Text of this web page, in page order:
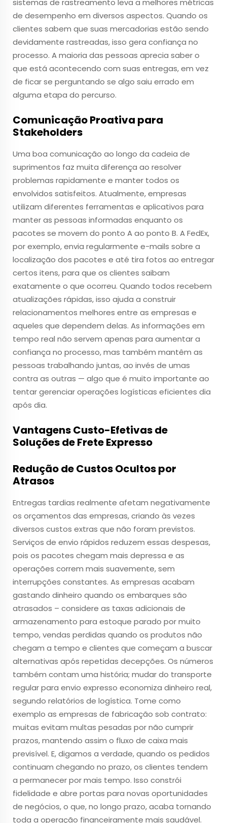
sistemas de rastreamento leva a melhores métricas
de desempenho em diversos aspectos. Quando os
clientes sabem que suas mercadorias estão sendo
devidamente rastreadas, isso gera confiança no
processo. A maioria das pessoas aprecia saber o
que está acontecendo com suas entregas, em vez
de ficar se perguntando se algo saiu errado em
alguma etapa do percurso.
Comunicação Proativa para
Stakeholders
Uma boa comunicação ao longo da cadeia de
suprimentos faz muita diferença ao resolver
problemas rapidamente e manter todos os
envolvidos satisfeitos. Atualmente, empresas
utilizam diferentes ferramentas e aplicativos para
manter as pessoas informadas enquanto os
pacotes se movem do ponto A ao ponto B. A FedEx,
por exemplo, envia regularmente e-mails sobre a
localização dos pacotes e até tira fotos ao entregar
certos itens, para que os clientes saibam
exatamente o que ocorreu. Quando todos recebem
atualizações rápidas, isso ajuda a construir
relacionamentos melhores entre as empresas e
aqueles que dependem delas. As informações em
tempo real não servem apenas para aumentar a
confiança no processo, mas também mantêm as
pessoas trabalhando juntas, ao invés de umas
contra as outras — algo que é muito importante ao
tentar gerenciar operações logísticas eficientes dia
após dia.
Vantagens Custo-Efetivas de
Soluções de Frete Expresso
Redução de Custos Ocultos por
Atrasos
Entregas tardias realmente afetam negativamente
os orçamentos das empresas, criando às vezes
diversos custos extras que não foram previstos.
Serviços de envio rápidos reduzem essas despesas,
pois os pacotes chegam mais depressa e as
operações correm mais suavemente, sem
interrupções constantes. As empresas acabam
gastando dinheiro quando os embarques são
atrasados – considere as taxas adicionais de
armazenamento para estoque parado por muito
tempo, vendas perdidas quando os produtos não
chegam a tempo e clientes que começam a buscar
alternativas após repetidas decepções. Os números
também contam uma história; mudar do transporte
regular para envio expresso economiza dinheiro real,
segundo relatórios de logística. Tome como
exemplo as empresas de fabricação sob contrato:
muitas evitam multas pesadas por não cumprir
prazos, mantendo assim o fluxo de caixa mais
previsível. E, digamos a verdade, quando os pedidos
continuam chegando no prazo, os clientes tendem
a permanecer por mais tempo. Isso constrói
fidelidade e abre portas para novas oportunidades
de negócios, o que, no longo prazo, acaba tornando
toda a operação financeiramente mais saudável.